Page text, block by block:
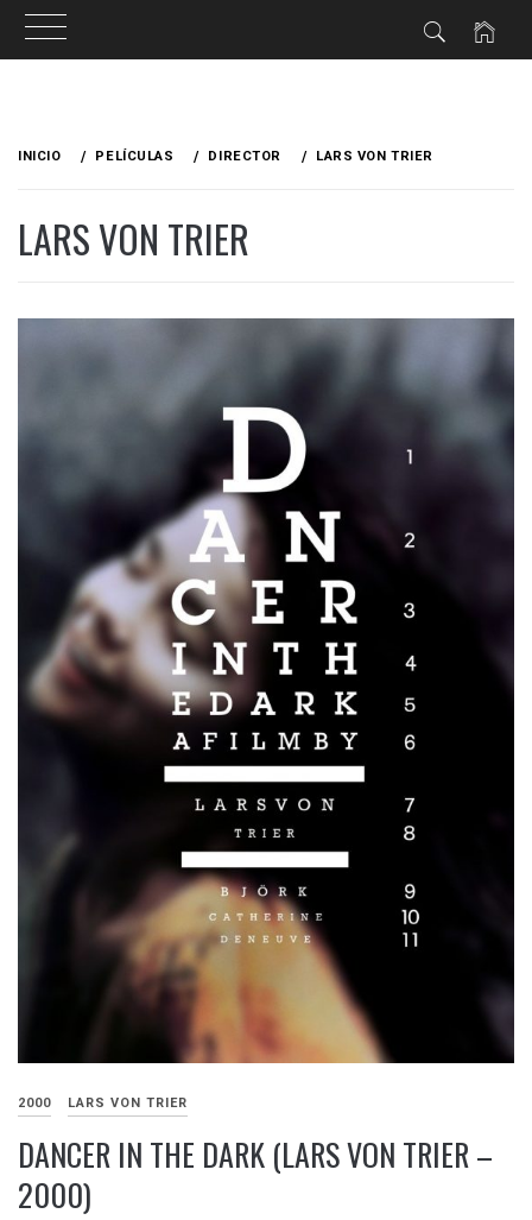
INICIO PELÍCULAS DIRECTOR LARS VON TRIER
LARS VON TRIER
2000 LARS VON TRIER
DANCER IN THE DARK (LARS VON TRIER –
2000)